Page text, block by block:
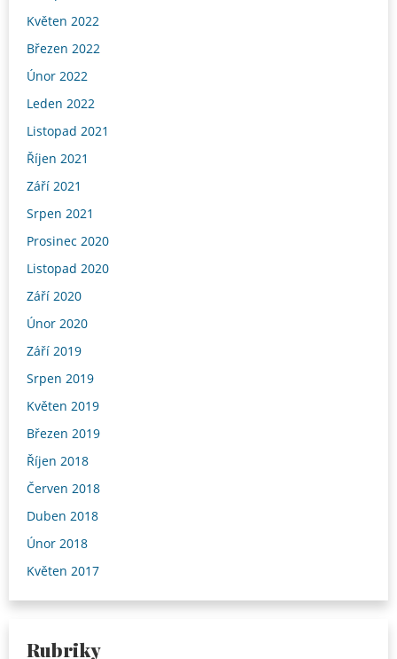
Květen 2022
Březen 2022
Únor 2022
Leden 2022
Listopad 2021
Říjen 2021
Září 2021
Srpen 2021
Prosinec 2020
Listopad 2020
Září 2020
Únor 2020
Září 2019
Srpen 2019
Květen 2019
Březen 2019
Říjen 2018
Červen 2018
Duben 2018
Únor 2018
Květen 2017
Rubriky